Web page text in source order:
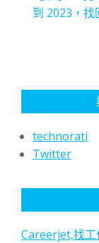
到 2023，
technorati
Twitter
Careerjet,找